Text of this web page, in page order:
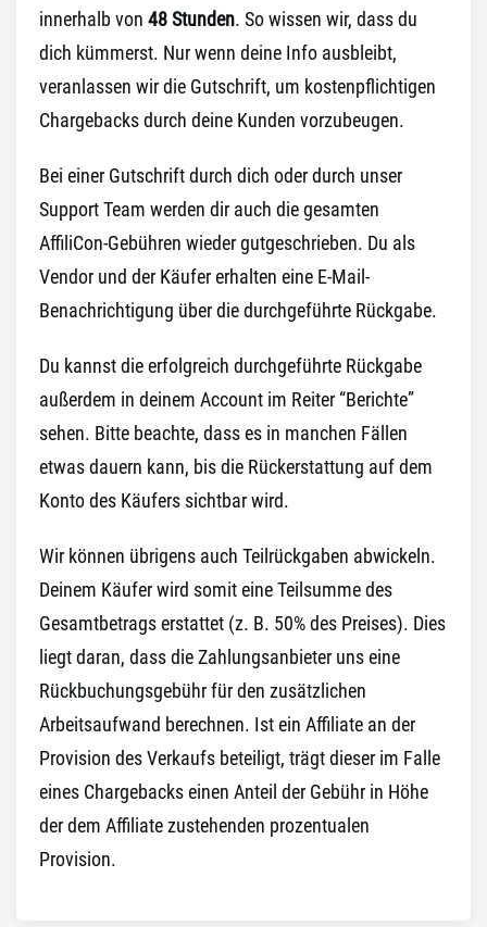
innerhalb von 48 Stunden. So wissen wir, dass du
dich kümmerst. Nur wenn deine Info ausbleibt,
veranlassen wir die Gutschrift, um kostenpflichtigen
Chargebacks durch deine Kunden vorzubeugen.
Bei einer Gutschrift durch dich oder durch unser
Support Team werden dir auch die gesamten
AffiliCon-Gebühren wieder gutgeschrieben. Du als
Vendor und der Käufer erhalten eine E-Mail-
Benachrichtigung über die durchgeführte Rückgabe.
Du kannst die erfolgreich durchgeführte Rückgabe
außerdem in deinem Account im Reiter “Berichte”
sehen. Bitte beachte, dass es in manchen Fällen
etwas dauern kann, bis die Rückerstattung auf dem
Konto des Käufers sichtbar wird.
Wir können übrigens auch Teilrückgaben abwickeln.
Deinem Käufer wird somit eine Teilsumme des
Gesamtbetrags erstattet (z. B. 50% des Preises). Dies
liegt daran, dass die Zahlungsanbieter uns eine
Rückbuchungsgebühr für den zusätzlichen
Arbeitsaufwand berechnen. Ist ein Affiliate an der
Provision des Verkaufs beteiligt, trägt dieser im Falle
eines Chargebacks einen Anteil der Gebühr in Höhe
der dem Affiliate zustehenden prozentualen
Provision.